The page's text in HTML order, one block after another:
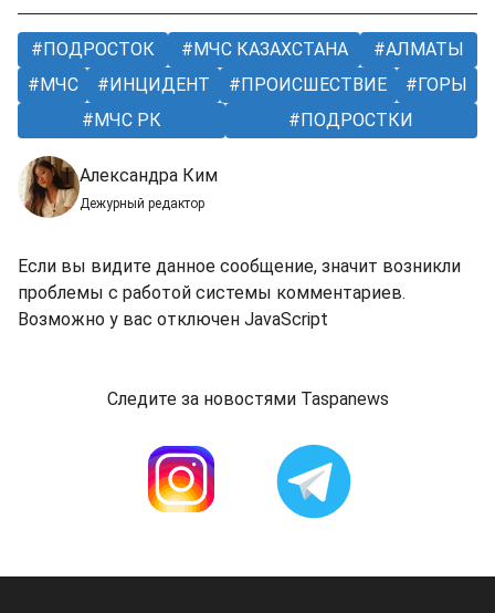
ПОДРОСТОК МЧС КАЗАХСТАНА
АЛМАТЫ
МЧС
ИНЦИДЕНТ ПРОИСШЕСТВИЕ
ГОРЫ
МЧС РК
ПОДРОСТКИ
Александра Ким
Дежурный редактор
Если вы видите данное сообщение, значит возникли
проблемы с работой системы комментариев.
Возможно у вас отключен JavaScript
Следите за новостями Taspanews